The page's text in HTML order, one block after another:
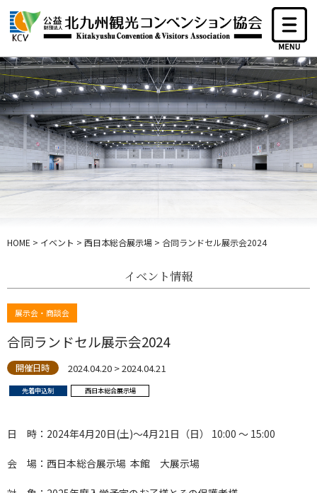
HOME > イベント > 西日本総合展示場 > 合同ランドセル展示会2024
イベント情報
展示会・商談会
合同ランドセル展示会2024
開催日時 2024.04.20 > 2024.04.21
先着申込制 西日本総合展示場
日 時：2024年4月20日(土)～4月21日（日） 10:00 ～ 15:00
会 場：西日本総合展示場 本館 大展示場